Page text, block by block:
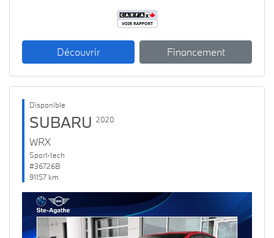
Découvrir Financement
Disponible
SUBARU 2020
WRX
Sport-tech
#36726B
91157 km